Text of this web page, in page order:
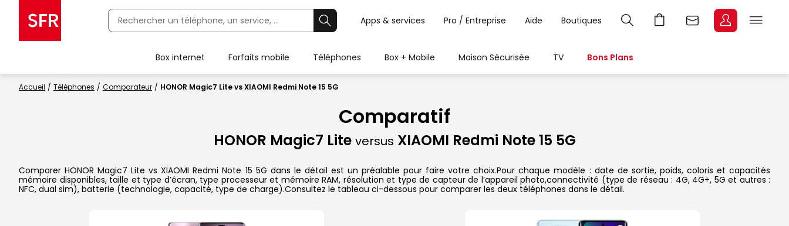
Apps & services Pro / Entreprise Aide Boutiques
Box internet Forfaits mobile Téléphones Box + Mobile Maison Sécurisée TV Bons Plans
Accueil Téléphones Comparateur HONOR Magic7 Lite vs XIAOMI Redmi Note 15 5G
Comparatif
HONOR Magic7 Lite versus XIAOMI Redmi Note 15 5G
Comparer HONOR Magic7 Lite vs XIAOMI Redmi Note 15 5G dans le détail est un préalable pour faire votre choix.Pour chaque modèle : date de sortie, poids, coloris et capacités
mémoire disponibles, taille et type d’écran, type processeur et mémoire RAM, résolution et type de capteur de l’appareil photo,connectivité (type de réseau : 4G, 4G+, 5G et autres :
NFC, dual sim), batterie (technologie, capacité, type de charge).Consultez le tableau ci-dessous pour comparer les deux téléphones dans le détail.